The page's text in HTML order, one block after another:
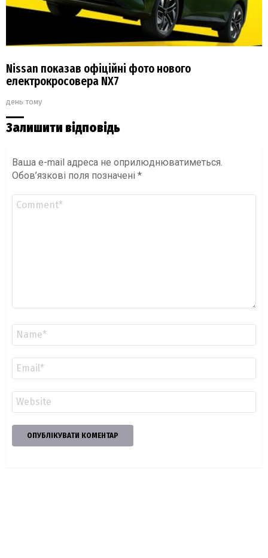
Nissan показав офіційні фото нового
електрокросовера NX7
день тому
Залишити відповідь
Ваша e-mail адреса не оприлюднюватиметься.
Обов’язкові поля позначені *